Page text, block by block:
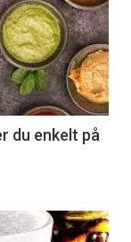
du enkelt på